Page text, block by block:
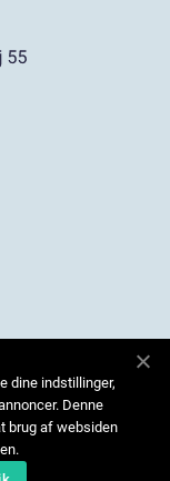
dine indstillinger,
Denne
brug af websiden